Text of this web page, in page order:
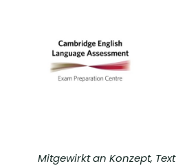
Mitgewirkt an Konzept,